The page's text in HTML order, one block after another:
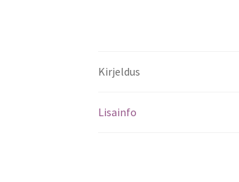
Kirjeldus
Lisainfo